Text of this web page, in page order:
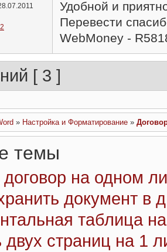
Удобной и
Перевести
WebMoney -
[ 3 ]
» Настройка и Форматирование »
темы
на одном
документ в
таблица
двух страниц на 1